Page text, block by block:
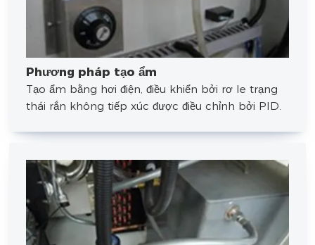
Phương pháp tạo ẩm
Tạo ẩm bằng hơi điện, điều khiển bởi rơ le trạng
thái rắn không tiếp xúc được điều chỉnh bởi PID.